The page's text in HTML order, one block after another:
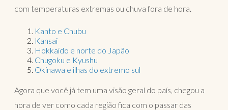
com temperaturas extremas ou chuva fora de hora.
Kanto e Chubu
Kansai
Hokkaido e norte do Japão
Chugoku e Kyushu
Okinawa e ilhas do extremo sul
Agora que você já tem uma visão geral do país, chegou a
hora de ver como cada região fica com o passar das